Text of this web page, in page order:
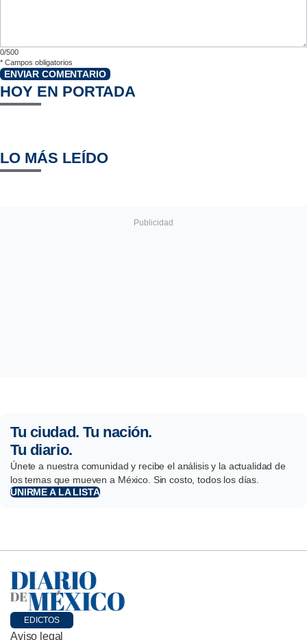
0/500
* Campos obligatorios
ENVIAR COMENTARIO
HOY EN PORTADA
LO MÁS LEÍDO
Tu ciudad. Tu nación.
Tu diario.
Únete a nuestra comunidad y recibe el análisis y la actualidad de
los temas que mueven a México. Sin costo, todos los días.
UNIRME A LA LISTA
EDICTOS
Aviso legal